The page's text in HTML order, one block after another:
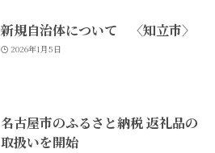
新規自治体について 〈知立市〉
2026年1月5日
名古屋市のふるさと納税 返礼品の
取扱いを開始